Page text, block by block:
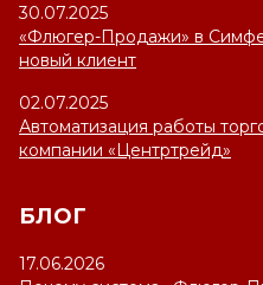
30.07.2025
«Флюгер-Продажи» в
новый клиент
02.07.2025
Автоматизация работы
компании «Центртрейд»
БЛОГ
17.06.2026